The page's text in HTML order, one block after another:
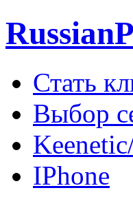
Стать
Выбор
IPhone